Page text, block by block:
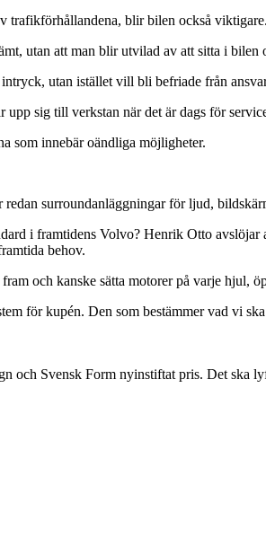
blir bilen också
utan att man blir utvilad av att sitta i
utan istället vill bli befriade från
sig till verkstan när det är dags för
som innebär oändliga möjligheter.
surroundanläggningar för ljud,
i framtidens Volvo? Henrik Otto
behov.
och kanske sätta motorer på varje hjul,
för kupén. Den som bestämmer vad vi
och Svensk Form nyinstiftat pris. Det ska